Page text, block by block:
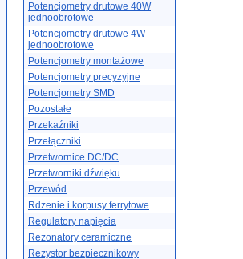
Potencjometry drutowe 40W
jednoobrotowe
Potencjometry drutowe 4W
jednoobrotowe
Potencjometry montażowe
Potencjometry precyzyjne
Potencjometry SMD
Pozostałe
Przekaźniki
Przełączniki
Przetwornice DC/DC
Przetworniki dźwięku
Przewód
Rdzenie i korpusy ferrytowe
Regulatory napięcia
Rezonatory ceramiczne
Rezystor bezpiecznikowy